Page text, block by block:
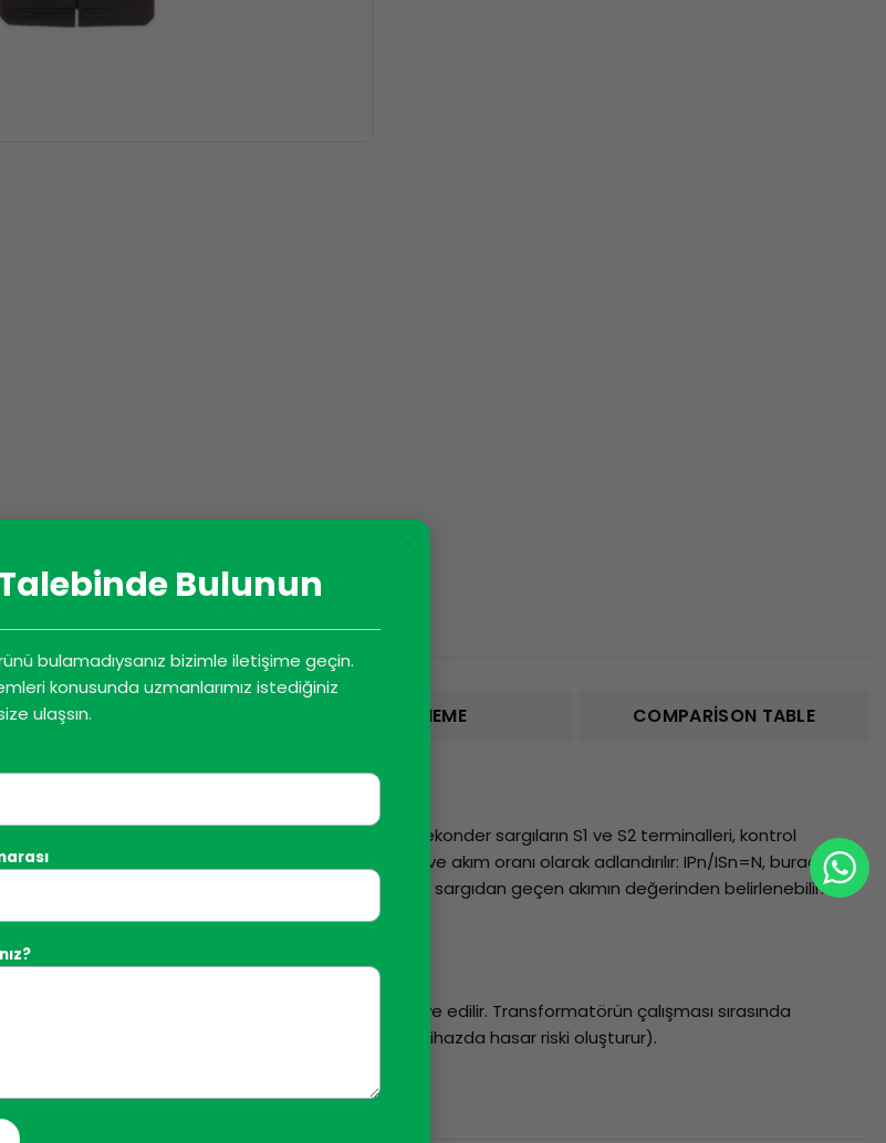
Bulunun
bulamadıysanız bizimle iletişime geçin.
konusunda uzmanlarımız istediğiniz
ulaşsın.
SCHEME COMPARISON TABLE
ana açıklığından (P1 / P2) geçer. Sekonder sargıların S1 ve S2 terminalleri, kontrol
akımların gücünün oranı sabit bir değerdir ve akım oranı olarak adlandırılır: IPn/ISn=N, burada
Primer sargıdan geçen akımın değeri, sekonder sargıdan geçen akımın değerinden belirlenebilir:
akım.
tavsiye edilir. S2 terminalinin topraklanması tavsiye edilir. Transformatörün çalışması sırasında
yüksek voltaj, insanlar için elektrik çarpması veya cihazda hasar riski oluşturur).